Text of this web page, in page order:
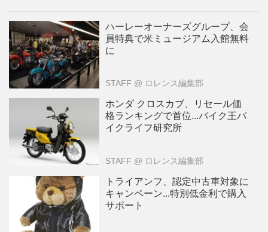
ハーレーオーナーズグループ、会
員特典で米ミュージアム入館無料
に
STAFF @ ロレンス編集部
ホンダ クロスカブ、リセール価
格ランキングで首位...バイク王バ
イクライフ研究所
STAFF @ ロレンス編集部
トライアンフ、認定中古車対象に
キャンペーン...特別低金利で購入
サポート